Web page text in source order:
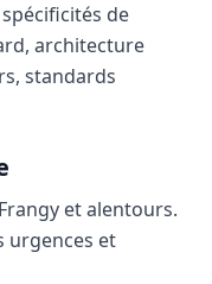
de
architecture
standards
et alentours.
urgences et